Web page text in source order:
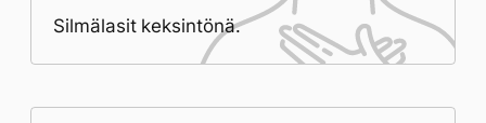
Silmälasit keksintönä.